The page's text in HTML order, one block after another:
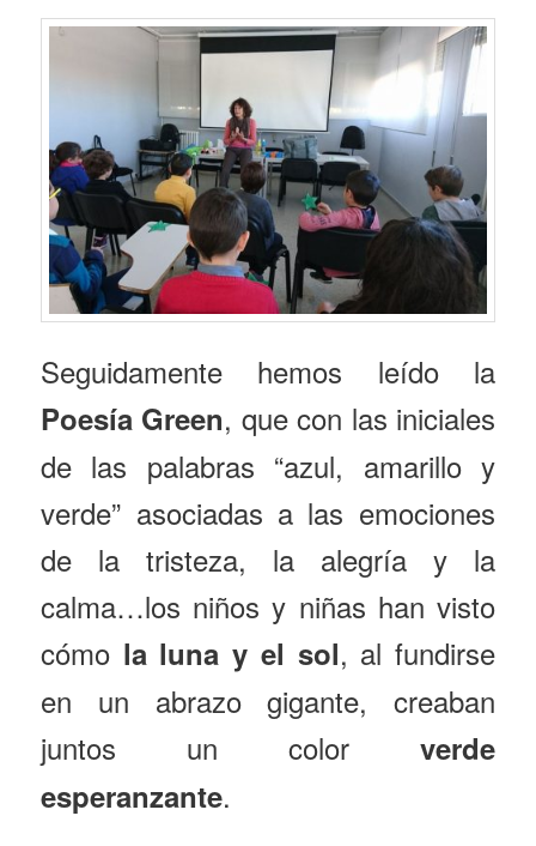
Seguidamente hemos leído la
Poesía Green, que con las iniciales
de las palabras “azul, amarillo y
verde” asociadas a las emociones
de la tristeza, la alegría y la
calma…los niños y niñas han visto
cómo la luna y el sol, al fundirse
en un abrazo gigante, creaban
juntos un color verde
esperanzante.